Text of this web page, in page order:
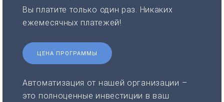
Вы платите только один раз. Никаких
ежемесячных платежей!
ЦЕНА ПРОГРАММЫ
Автоматизация от нашей организации –
это полноценные инвестиции в ваш